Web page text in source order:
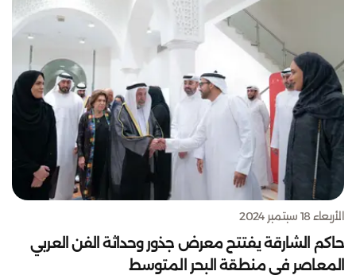
الأربعاء 18 سبتمبر 2024
حاكم الشارقة يفتتح معرض جذور وحداثة الفن العربي
المعاصر في منطقة البحر المتوسط